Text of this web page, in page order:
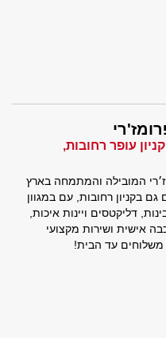
2, קניון עופר רחובות,
המובילה והמתמחה בארץ
בקניון רחובות, עם במגוון
1,000 גבינות, דליקטסים ויינות איכות,
אישית ושירות מקצועי
משלוחים עד הבית!